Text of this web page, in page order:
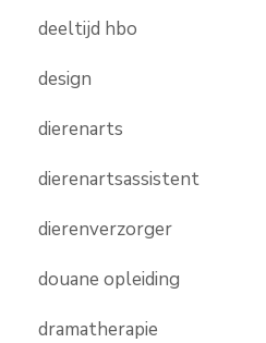
deeltijd hbo
design
dierenarts
dierenartsassistent
dierenverzorger
douane opleiding
dramatherapie